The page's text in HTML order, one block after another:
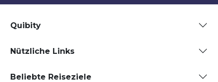
Quibity
Nützliche Links
Beliebte Reiseziele